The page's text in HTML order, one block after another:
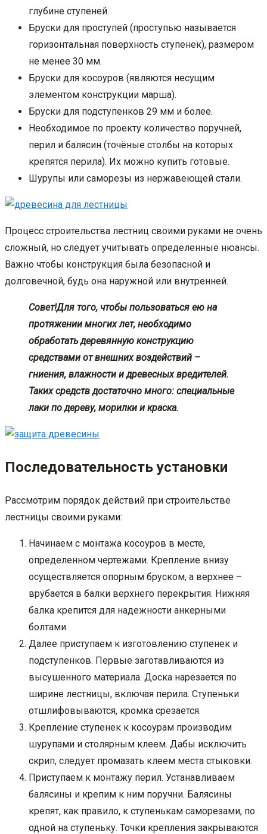
глубине ступеней.
Бруски для проступей (проступью называется
горизонтальная поверхность ступенек), размером
не менее 30 мм.
Бруски для косоуров (являются несущим
элементом конструкции марша).
Бруски для подступенков 29 мм и более.
Необходимое по проекту количество поручней,
перил и балясин (точёные столбы на которых
крепятся перила). Их можно купить готовые.
Шурупы или саморезы из нержавеющей стали.
Процесс строительства лестниц своими руками не очень
сложный, но следует учитывать определенные нюансы.
Важно чтобы конструкция была безопасной и
долговечной, будь она наружной или внутренней.
Совет!Для того, чтобы пользоваться ею на
протяжении многих лет, необходимо
обработать деревянную конструкцию
средствами от внешних воздействий –
гниения, влажности и древесных вредителей.
Таких средств достаточно много: специальные
лаки по дереву, морилки и краска.
Последовательность установки
Рассмотрим порядок действий при строительстве
лестницы своими руками:
Начинаем с монтажа косоуров в месте,
определенном чертежами. Крепление внизу
осуществляется опорным бруском, а верхнее –
врубается в балки верхнего перекрытия. Нижняя
балка крепится для надежности анкерными
болтами.
Далее приступаем к изготовлению ступенек и
подступенков. Первые заготавливаются из
высушенного материала. Доска нарезается по
ширине лестницы, включая перила. Ступеньки
отшлифовываются, кромка срезается.
Крепление ступенек к косоурам производим
шурупами и столярным клеем. Дабы исключить
скрип, следует промазать клеем места стыковки.
Приступаем к монтажу перил. Устанавливаем
балясины и крепим к ним поручни. Балясины
крепят, как правило, к ступенькам саморезами, по
одной на ступеньку. Точки крепления закрываются